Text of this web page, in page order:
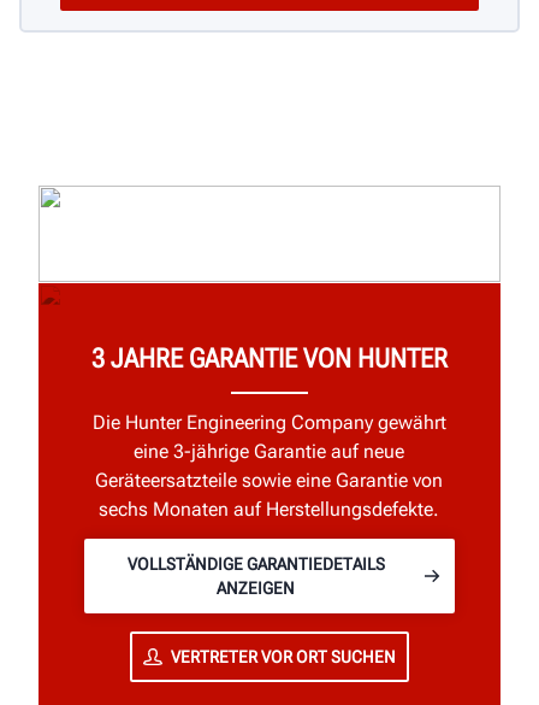
3 JAHRE GARANTIE VON HUNTER
Die Hunter Engineering Company gewährt
eine 3-jährige Garantie auf neue
Geräteersatzteile sowie eine Garantie von
sechs Monaten auf Herstellungsdefekte.
VOLLSTÄNDIGE GARANTIEDETAILS
ANZEIGEN
VERTRETER VOR ORT SUCHEN